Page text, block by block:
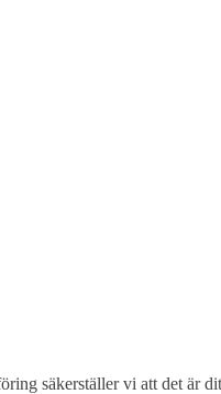
säkerställer vi att det är